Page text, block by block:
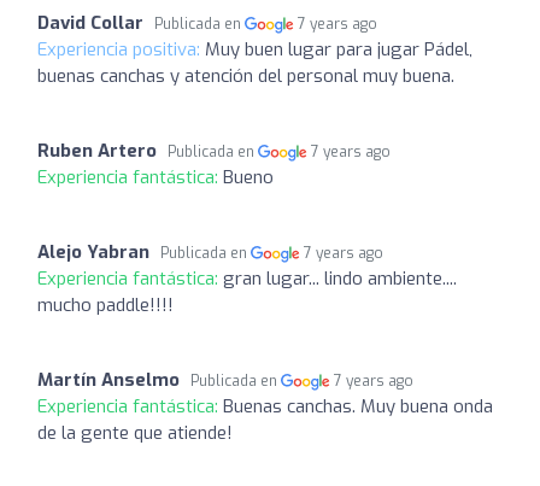
David Collar Publicada en 7 years ago
Experiencia positiva: Muy buen lugar para jugar Pádel,
buenas canchas y atención del personal muy buena.
Ruben Artero Publicada en 7 years ago
Experiencia fantástica: Bueno
Alejo Yabran Publicada en 7 years ago
Experiencia fantástica: gran lugar... lindo ambiente....
mucho paddle!!!!
Martín Anselmo Publicada en 7 years ago
Experiencia fantástica: Buenas canchas. Muy buena onda
de la gente que atiende!